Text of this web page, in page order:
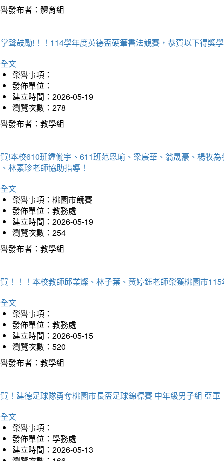
發布者：體育組
聲鼓勵!！！114學年度英德盃硬筆書法競賽，恭賀以下得獎
文
榮譽事項：
發佈單位：
建立時間：2026-05-19
瀏覽次數：278
發布者：教學組
!本校610班鍾儱宇、611班范恩瑜、梁宸華、翁晟豪、楊牧
林素珍老師協助指導！
文
榮譽事項：桃園市競賽
發佈單位：教務處
建立時間：2026-05-19
瀏覽次數：254
發布者：教學組
！！！本校教師邱業燦、林子葉、黃婷鈺老師榮獲桃園市
文
榮譽事項：
發佈單位：教務處
建立時間：2026-05-15
瀏覽次數：520
發布者：教學組
！建德足球隊勇奪桃園市長盃足球錦標賽 中年級男子組 亞軍
文
榮譽事項：
發佈單位：學務處
建立時間：2026-05-13